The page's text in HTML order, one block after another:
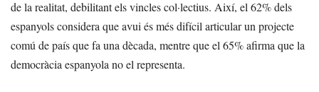
de la realitat, debilitant els vincles col·lectius. Així, el 62% dels
espanyols considera que avui és més difícil articular un projecte
comú de país que fa una dècada, mentre que el 65% afirma que la
democràcia espanyola no el representa.